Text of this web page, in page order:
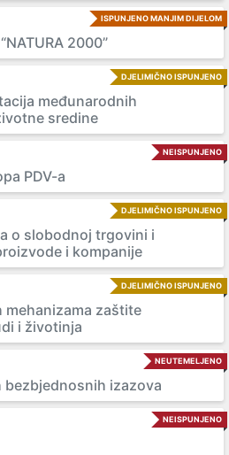
ISPUNJENO MANJIM DIJELOM
2000”
DJELIMIČNO ISPUNJENO
međunarodnih
sredine
NEISPUNJENO
PDV-a
DJELIMIČNO ISPUNJENO
o slobodnoj trgovini i
i kompanije
DJELIMIČNO ISPUNJENO
zaštite
i životinja
NEUTEMELJENO
izazova
NEISPUNJENO